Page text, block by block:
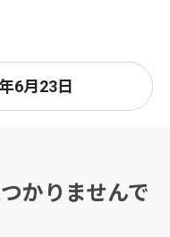
6月23日
かりませんで